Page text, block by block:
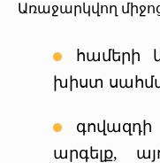
Առաջարկվող
համերի
խիստ
արգելք,